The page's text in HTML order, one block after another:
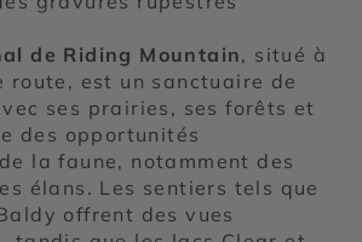
de Riding Mountain, situé à
route, est un sanctuaire de
ses prairies, ses forêts et
des opportunités
la faune, notamment des
élans. Les sentiers tels que
offrent des vues